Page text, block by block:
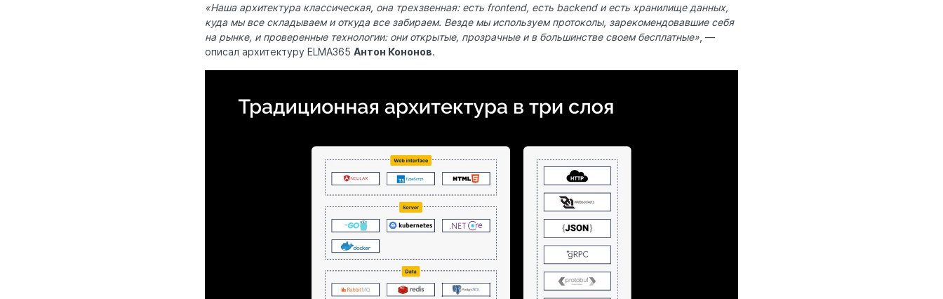
«Наша архитектура классическая, она трехзвенная: есть frontend, есть backend и есть хранилище данных,
куда мы все складываем и откуда все забираем. Везде мы используем протоколы, зарекомендовавшие себя
на рынке, и проверенные технологии: они открытые, прозрачные и в большинстве своем бесплатные» , —
описал архитектуру ELMA365 Антон Кононов.